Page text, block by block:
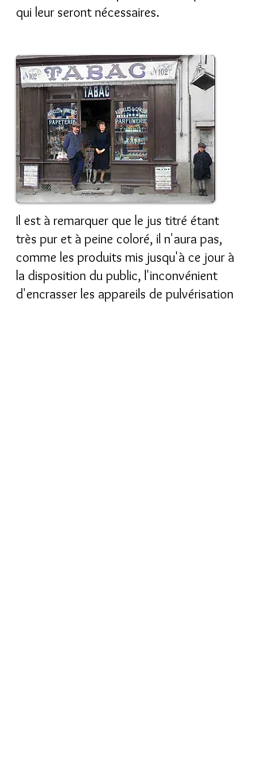
qui leur seront nécessaires.
Il est à remarquer que le jus titré étant
très pur et à peine coloré, il n'aura pas,
comme les produits mis jusqu'à ce jour à
la disposition du public, l'inconvénient
d'encrasser les appareils de pulvérisation